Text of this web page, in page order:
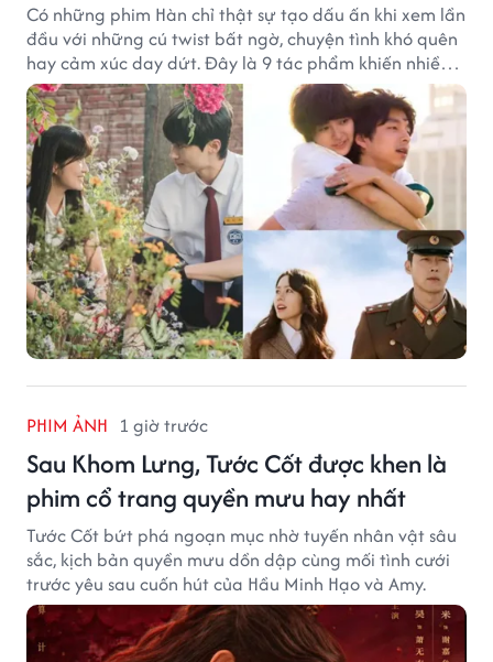
Có những phim Hàn chỉ thật sự tạo dấu ấn khi xem lần
đầu với những cú twist bất ngờ, chuyện tình khó quên
hay cảm xúc day dứt. Đây là 9 tác phẩm khiến nhiều
khán giả ước có thể trải nghiệm lại từ đầu.
PHIM ẢNH 1 giờ trước
Sau Khom Lưng, Tước Cốt được khen là
phim cổ trang quyền mưu hay nhất
Tước Cốt bứt phá ngoạn mục nhờ tuyến nhân vật sâu
sắc, kịch bản quyền mưu dồn dập cùng mối tình cưới
trước yêu sau cuốn hút của Hầu Minh Hạo và Amy.